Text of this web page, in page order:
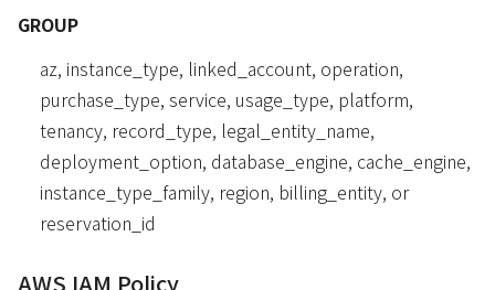
GROUP
az, instance_type, linked_account, operation,
purchase_type, service, usage_type, platform,
tenancy, record_type, legal_entity_name,
deployment_option, database_engine, cache_engine,
instance_type_family, region, billing_entity, or
reservation_id
AWS IAM Policy